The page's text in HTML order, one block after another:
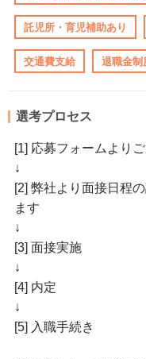
託児所・育児補助あり
交通費支給 退職金制
選考プロセス
[1] 応募フォームより
↓
[2] 弊社より面接日程
ます
↓
[3] 面接実施
↓
[4] 内定
↓
[5] 入職手続き